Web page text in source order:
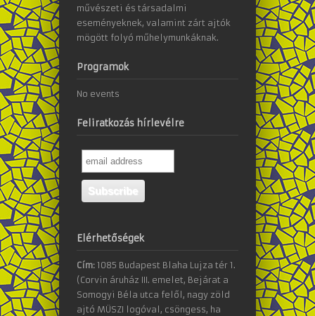
művészeti és társadalmi
eseményeknek, valamint zárt ajtók
mögött folyó műhelymunkáknak.
Programok
No events
Feliratkozás hírlevélre
Elérhetőségek
Cím: 1085 Budapest Blaha Lujza tér 1.
(Corvin áruház III. emelet, Bejárat a
Somogyi Béla utca felől, nagy zöld
ajtó MÜSZI logóval, csöngess, ha